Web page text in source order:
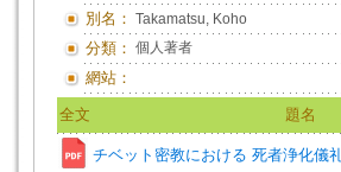
別名： Takamatsu, Koho
分類： 個人著者
網站：
全文 題名
チベット密教における 死者浄化儀